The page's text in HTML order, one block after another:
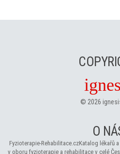
© 2026
O
Fyzioterapie-Rehabilitace.czKatalog lékařů
v oboru fyzioterapie a rehabilitace v celé